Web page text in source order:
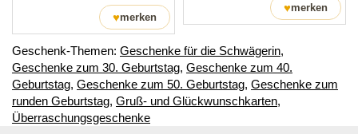
♥merken
♥merken
Geschenk-Themen: Geschenke für die Schwägerin,
Geschenke zum 30. Geburtstag, Geschenke zum 40.
Geburtstag, Geschenke zum 50. Geburtstag, Geschenke zum
runden Geburtstag, Gruß- und Glückwunschkarten,
Überraschungsgeschenke